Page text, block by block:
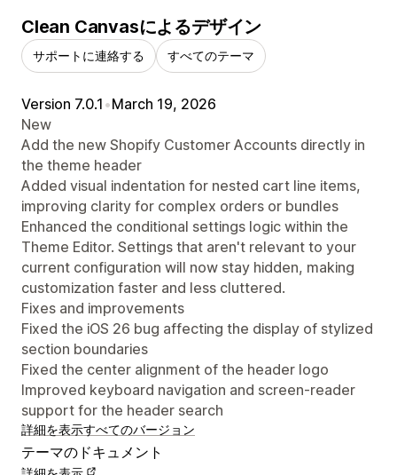
Clean Canvasによるデザイン
サポートに連絡する すべてのテーマ
Version 7.0.1 •March 19, 2026
New
Add the new Shopify Customer Accounts directly in
the theme header
Added visual indentation for nested cart line items,
improving clarity for complex orders or bundles
Enhanced the conditional settings logic within the
Theme Editor. Settings that aren't relevant to your
current configuration will now stay hidden, making
customization faster and less cluttered.
Fixes and improvements
Fixed the iOS 26 bug affecting the display of stylized
section boundaries
Fixed the center alignment of the header logo
Improved keyboard navigation and screen-reader
support for the header search
詳細を表示すべてのバージョン
テーマのドキュメント